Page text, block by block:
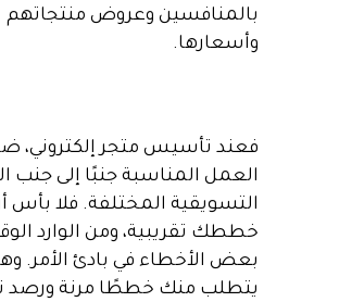
بالمنافسين وعروض منتجاتهم
وأسعارها.
فعند تأسيس متجر إلكتروني،
العمل المناسبة جنبًا إلى
التسويقية المختلفة. فلا بأس
خططك تقريبية، ومن الوارد
بعض الأخطاء في بادئ الأمر.
يتطلب منك خططًا مرنة ورصد